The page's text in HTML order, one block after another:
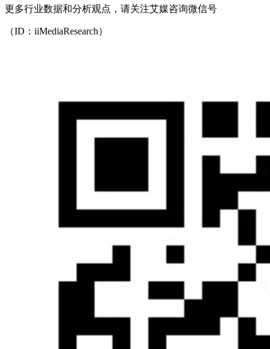
更多行业数据和分析观点，请关注艾媒咨询微信号
（ID：iiMediaResearch）